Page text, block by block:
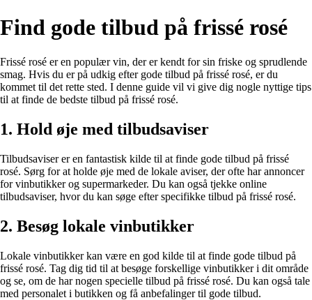
Find gode tilbud på frissé rosé
Frissé rosé er en populær vin, der er kendt for sin friske og sprudlende
smag. Hvis du er på udkig efter gode tilbud på frissé rosé, er du
kommet til det rette sted. I denne guide vil vi give dig nogle nyttige tips
til at finde de bedste tilbud på frissé rosé.
1. Hold øje med tilbudsaviser
Tilbudsaviser er en fantastisk kilde til at finde gode tilbud på frissé
rosé. Sørg for at holde øje med de lokale aviser, der ofte har annoncer
for vinbutikker og supermarkeder. Du kan også tjekke online
tilbudsaviser, hvor du kan søge efter specifikke tilbud på frissé rosé.
2. Besøg lokale vinbutikker
Lokale vinbutikker kan være en god kilde til at finde gode tilbud på
frissé rosé. Tag dig tid til at besøge forskellige vinbutikker i dit område
og se, om de har nogen specielle tilbud på frissé rosé. Du kan også tale
med personalet i butikken og få anbefalinger til gode tilbud.